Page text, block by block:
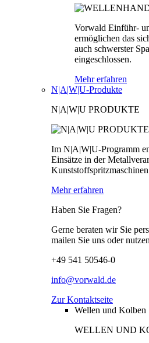
Vorwald Einführ-
ermöglichen das
auch schwerster
eingeschlossen.
Mehr erfahren
N|A|W|U-Produkte
N|A|W|U PRODUKTE
Im N|A|W|U-Programm
Einsätze in der
Mehr erfahren
Haben Sie Fragen?
Gerne beraten wir Sie
mailen Sie uns oder
+49 541 50546-0
info@vorwald.de
Zur Kontaktseite
Wellen und Kolben
WELLEN UND